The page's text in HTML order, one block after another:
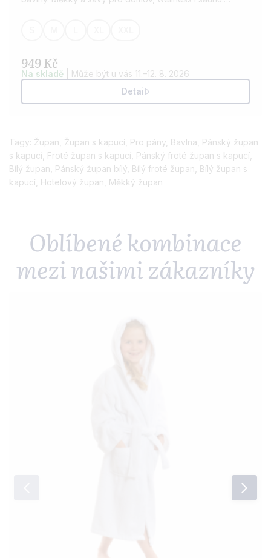
949 Kč
Na skladě
| Může být u vás 11.–12. 8. 2026
Detail
Tagy: Župan Župan s kapucí Pro pány Bavlna Pánský župan
s kapucí Froté župan s kapucí Pánský froté župan s kapucí
Bílý župan Pánský župan bílý Bílý froté župan Bílý župan s
kapucí Hotelový župan Měkký župan
Oblíbené kombinace
mezi našimi zákazníky